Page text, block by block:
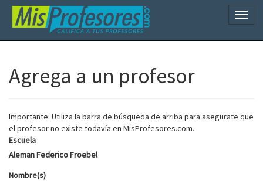
Agrega a un profesor
Importante: Utiliza la barra de búsqueda de arriba para asegurate que
el profesor no existe todavía en MisProfesores.com.
Escuela
Aleman Federico Froebel
Nombre(s)